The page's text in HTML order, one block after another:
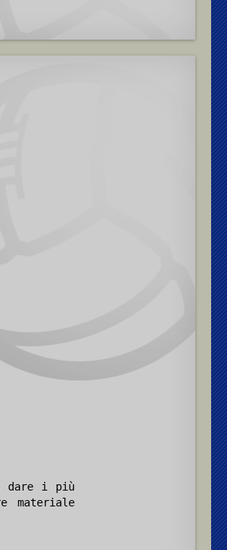
dare i più
materiale